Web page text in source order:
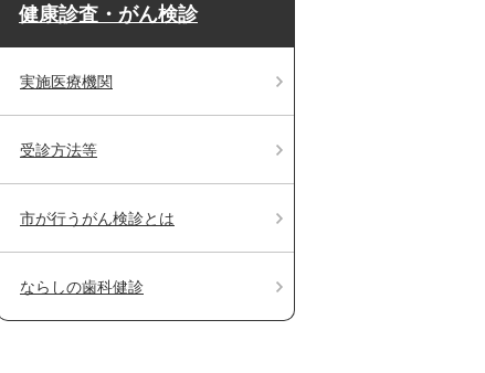
健康診査・がん検診
実施医療機関
受診方法等
市が行うがん検診とは
ならしの歯科健診